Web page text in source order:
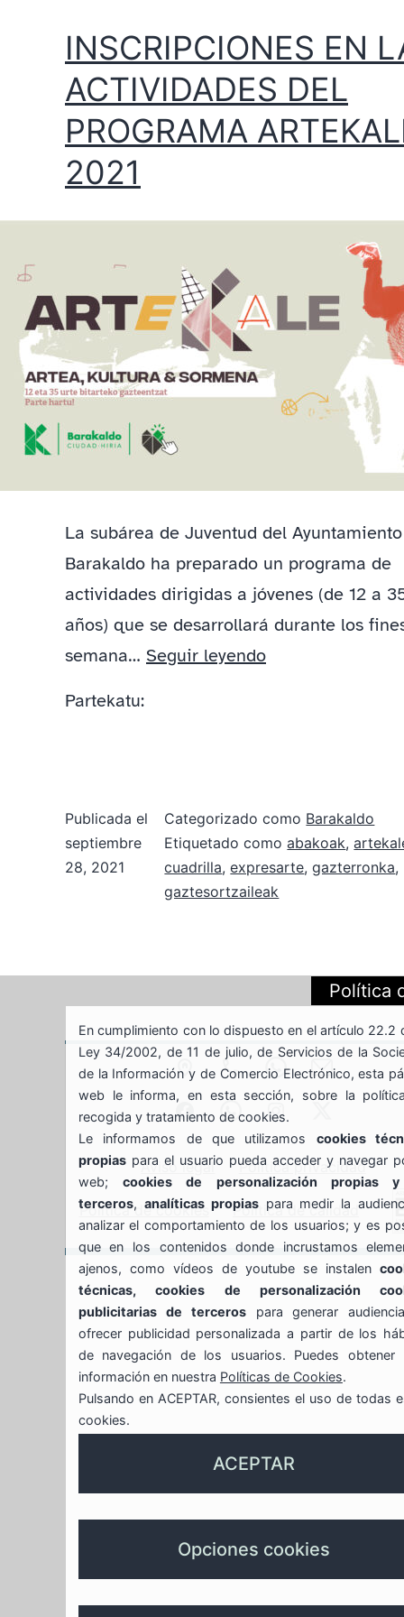
INSCRIPCIONES EN
ACTIVIDADES DEL
PROGRAMA
2021
La subárea de Juventud del
Barakaldo ha preparado un programa de
actividades dirigidas a jóvenes (de 12 a
años) que se desarrollará durante los
semana… Seguir leyendoINSCRIPCIONES
PROGRAMA
ARTEKALE
2021
Partekatu:
Publicada el
septiembre
28, 2021
Categorizado como Barakaldo
Etiquetado comoabakoak,
cuadrilla,expresarte,gazterronka,
gaztesortzaileak
SAN
JUAN
48901
BARAKALDO
944
789
596
688639935
Gaztebulegoa
whasappinstagram
gaztebulegoa
Aviso legal
Política privacidad
Política de cookies Política de calidad
Política
En cumplimiento con lo dispuesto en el artículo 22.2
Ley 34/2002, de 11 de julio, de Servicios de la
de la Información y de Comercio Electrónico, esta
web le informa, en esta sección, sobre la
recogida y tratamiento de cookies.
Le informamos de que utilizamos cookies
propiaspara el usuario pueda acceder y navegar
web;cookies de personalización propias
terceros, analíticas propiaspara medir la
analizar el comportamiento de los usuarios; y es
que en los contenidos donde incrustamos
ajenos, como vídeos de youtube se instalen
técnicas, cookies de personalización
publicitarias de tercerospara generar
ofrecer publicidad personalizada a partir de los
de navegación de los usuarios. Puedes obtener
información en nuestra Políticas de Cookies.
Pulsando en ACEPTAR, consientes el uso de todas
cookies.
ACEPTAR
Opciones cookies